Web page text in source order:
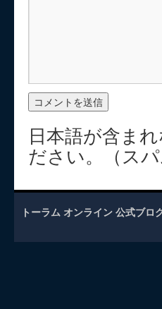
日本語が含ま
ださい。（スパ
トーラム オンライン 公式ブロ